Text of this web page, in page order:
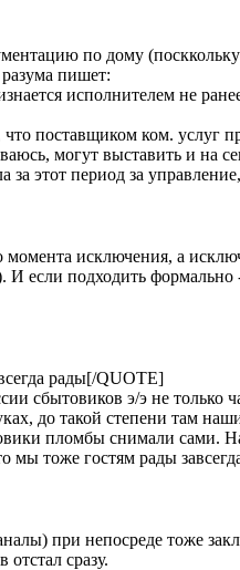
по дому
пишет:
исполнителем не
поставщиком ком. услуг
могут выставить и на
этот период за
исключения, а
И если подходить формально
рады[/QUOTE]
сбытовиков э/э не
до такой степени там
пломбы снимали сами.
мы тоже гостям рады
при непосреде тоже
сразу.